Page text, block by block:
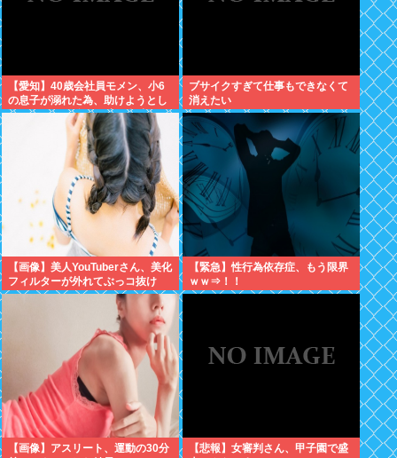
【愛知】40歳会社員モメン、小6
の息子が溺れた為、助けようとし
て溺れる なお息子は妻が救出
ブサイクすぎて仕事もできなくて
消えたい
【画像】美人YouTuberさん、美化
フィルターが外れてぶっコ抜け
www
【緊急】性行為依存症、もう限界
ｗｗ⇒！！
【画像】アスリート、運動の30分
【悲報】女審判さん、甲子園で盛